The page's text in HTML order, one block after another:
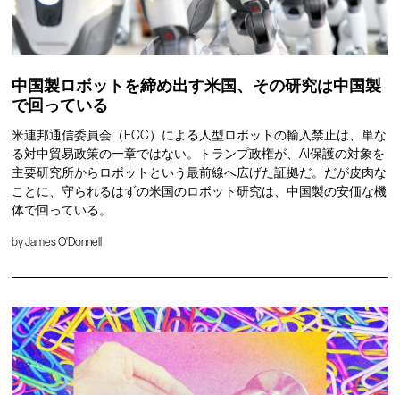
中国製ロボットを締め出す米国、その研究は中国製
で回っている
米連邦通信委員会（FCC）による人型ロボットの輸入禁止は、単な
る対中貿易政策の一章ではない。トランプ政権が、AI保護の対象を
主要研究所からロボットという最前線へ広げた証拠だ。だが皮肉な
ことに、守られるはずの米国のロボット研究は、中国製の安価な機
体で回っている。
byJames O'Donnell